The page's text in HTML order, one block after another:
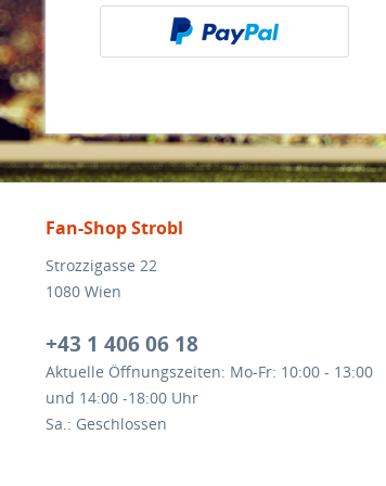
Fan-Shop Strobl
Strozzigasse 22
1080 Wien
+43 1 406 06 18
Aktuelle Öffnungszeiten: Mo-Fr: 10:00 - 13:00
und 14:00 -18:00 Uhr
Sa.: Geschlossen